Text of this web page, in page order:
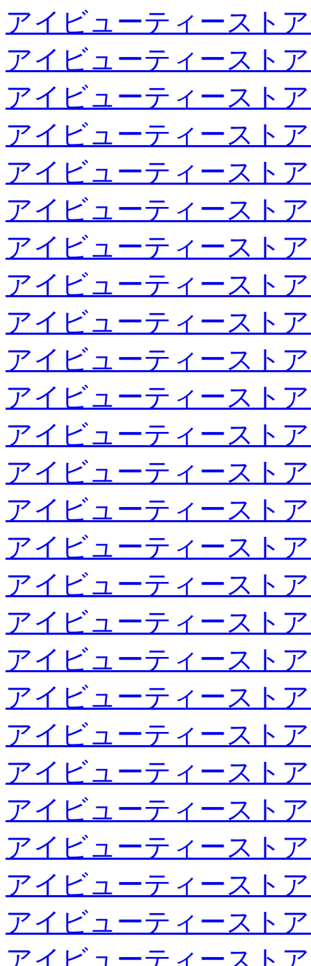
アイビューティースト
アイビューティースト
アイビューティースト
アイビューティースト
アイビューティースト
アイビューティースト
アイビューティースト
アイビューティースト
アイビューティースト
アイビューティースト
アイビューティースト
アイビューティースト
アイビューティースト
アイビューティースト
アイビューティースト
アイビューティースト
アイビューティースト
アイビューティースト
アイビューティースト
アイビューティースト
アイビューティースト
アイビューティースト
アイビューティースト
アイビューティースト
アイビューティースト
アイビューティースト